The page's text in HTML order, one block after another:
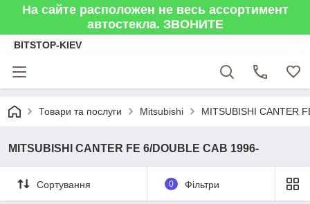
На сайте расположен не весь ассортимент
автостекла. ЗВОНИТЕ
BITSTOP-KIEV
Товари та послуги Mitsubishi MITSUBISHI CANTER
MITSUBISHI CANTER FE 6/DOUBLE CAB 1996-
Сортування 0 Фільтри